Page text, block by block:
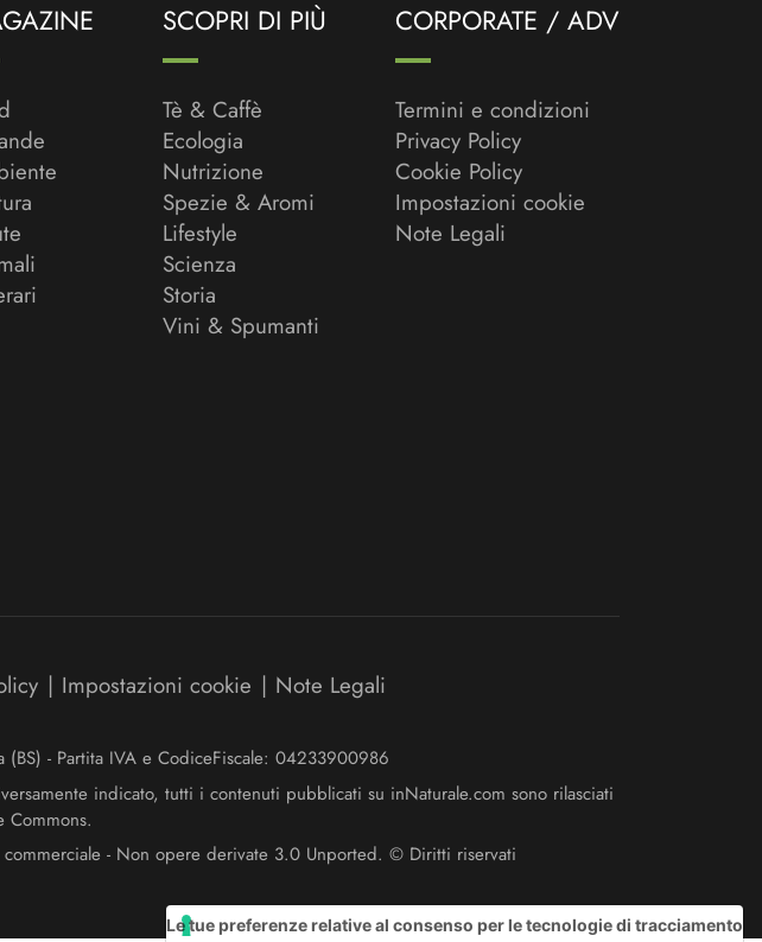
SCOPRI DI PIÙ
Tè & Caffè
Ecologia
Nutrizione
Spezie & Aromi
Lifestyle
Scienza
Storia
Vini & Spumanti
CORPORATE / ADV
Termini e condizioni
Privacy Policy
Cookie Policy
Impostazioni cookie
Note Legali
| Impostazioni cookie | Note Legali
(BS) - Partita IVA e CodiceFiscale: 04233900986
indicato, tutti i contenuti pubblicati su inNaturale.com sono rilasciati
Commons.
- Non opere derivate 3.0 Unported. © Diritti riservati
Le tue preferenze relative al consenso per le tecnologie di tracciamento